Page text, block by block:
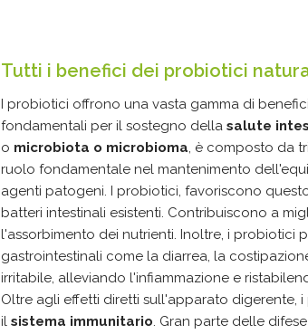
Tutti i benefici dei probiotici
I probiotici offrono una vasta gamma di
fondamentali per il sostegno della salute
o microbiota o microbioma, è composto da
ruolo fondamentale nel mantenimento
agenti patogeni. I probiotici, favoriscono
batteri intestinali esistenti. Contribuiscono a
l'assorbimento dei nutrienti. Inoltre, i probiotici
gastrointestinali come la diarrea, la
irritabile, alleviando l'infiammazione e
Oltre agli effetti diretti sull'apparato digerente,
il sistema immunitario. Gran parte delle